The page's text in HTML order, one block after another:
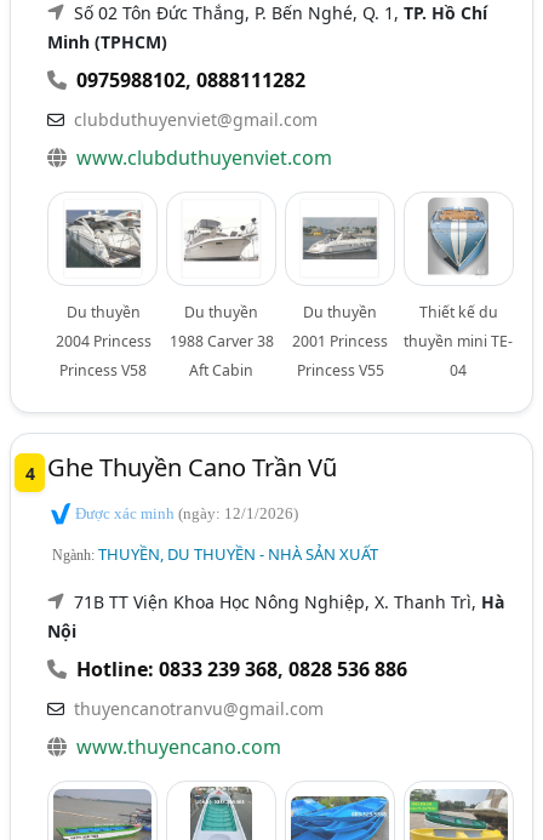
Số 02 Tôn Đức Thắng, P. Bến Nghé, Q. 1,TP. Hồ Chí
Minh (TPHCM)
0975988102,0888111282
clubduthuyenviet@gmail.com
www.clubduthuyenviet.com
Du thuyền
2004 Princess
Princess V58
Du thuyền
1988 Carver 38
Aft Cabin
Du thuyền
2001 Princess
Princess V55
Thiết kế du
thuyền mini TE-
04
4 Ghe Thuyền Cano Trần Vũ
Được xác minh(ngày: 12/1/2026)
Ngành:THUYỀN, DU THUYỀN - NHÀ SẢN XUẤT
71B TT Viện Khoa Học Nông Nghiệp, X. Thanh Trì, Hà
Nội
Hotline: 0833 239 368,0828 536 886
thuyencanotranvu@gmail.com
www.thuyencano.com